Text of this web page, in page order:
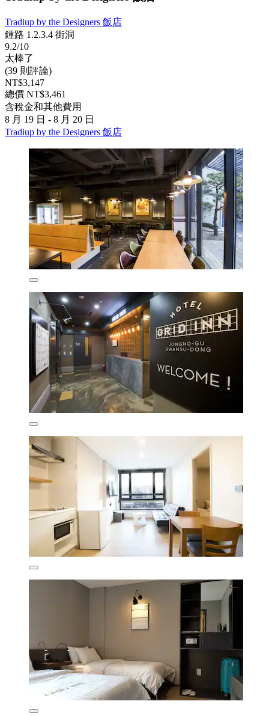
Tradiup by the Designers 飯店
鍾路 1.2.3.4 街洞
9.2/10
太棒了
(39 則評論)
NT$3,147
總價 NT$3,461
含稅金和其他費用
8 月 19 日 - 8 月 20 日
Tradiup by the Designers 飯店